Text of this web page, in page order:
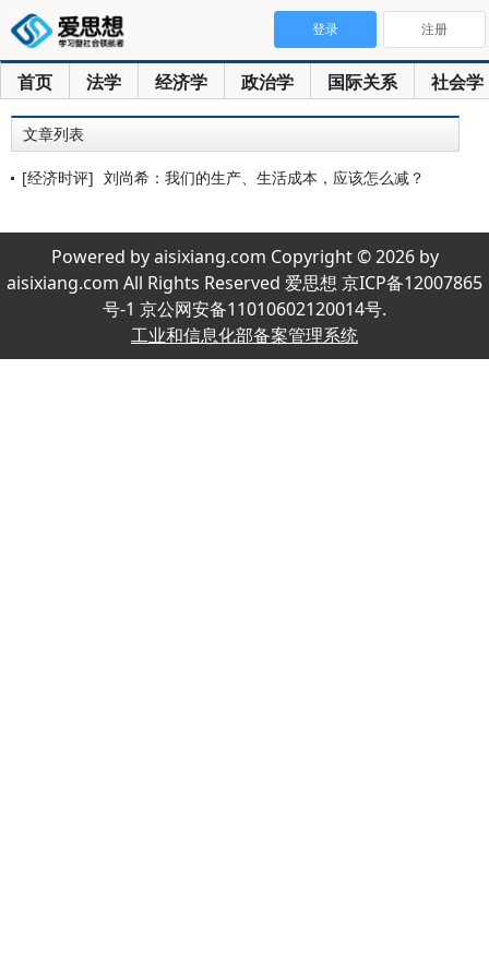
首页 法学 经济学 政治学 国际关系 社会学
登录 注册
文章列表
[经济时评] 刘尚希：我们的生产、生活成本，应该怎么减？
Powered by aisixiang.com Copyright © 2026 by
aisixiang.com All Rights Reserved 爱思想 京ICP备12007865
号-1 京公网安备11010602120014号.
工业和信息化部备案管理系统